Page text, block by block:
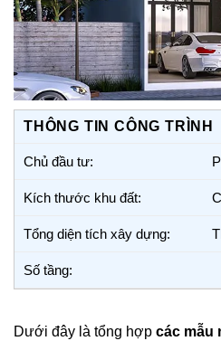
THÔNG TIN CÔNG TRÌNH
Chủ đầu tư:
Kích thước khu đất:
Tổng diện tích xây dựng:
Số tầng:
Dưới đây là tổng hợp các mẫu